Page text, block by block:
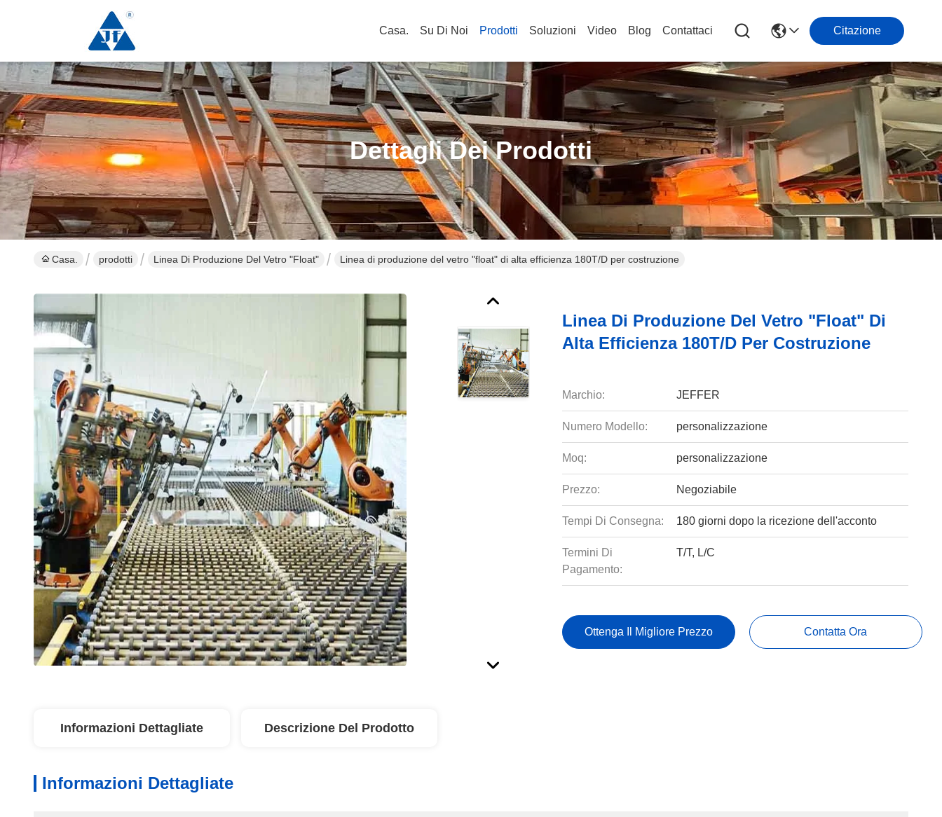
Casa. Su Di Noi Prodotti Soluzioni Video Blog Contattaci Citazione
Dettagli Dei Prodotti
Casa. prodotti Linea Di Produzione Del Vetro "float" Linea di produzione del vetro "float" di alta efficienza 180T/D per costruzione
Linea Di Produzione Del Vetro "float" Di
Alta Efficienza 180T/D Per Costruzione
Marchio: JEFFER
Numero Modello: personalizzazione
Moq: personalizzazione
Prezzo: Negoziabile
Tempi Di Consegna: 180 giorni dopo la ricezione dell'acconto
Termini Di
Pagamento:
T/T, L/C
Ottenga Il Migliore Prezzo Contatta Ora
Informazioni Dettagliate Descrizione Del Prodotto
Informazioni Dettagliate